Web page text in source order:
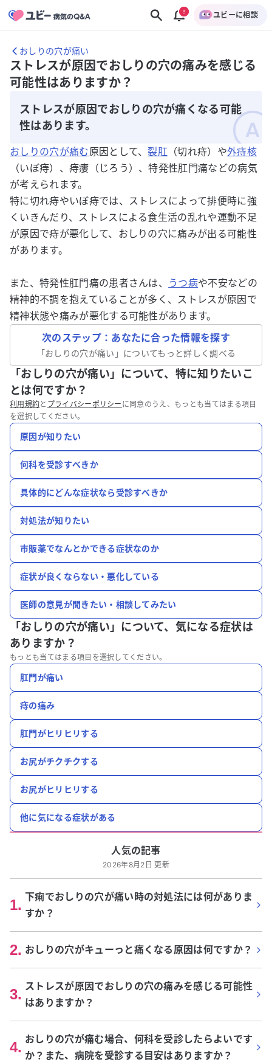
ユビーに相談
おしりの穴が痛い
ストレスが原因でおしりの穴の痛みを感じる
可能性はありますか？
ストレスが原因でおしりの穴が痛くなる可能
性はあります。
おしりの穴が痛む原因として、裂肛 （切れ痔）や外痔核
（いぼ痔）、痔瘻（じろう）、特発性肛門痛などの病気
が考えられます。
特に切れ痔やいぼ痔では、ストレスによって排便時に強
くいきんだり、ストレスによる食生活の乱れや運動不足
が原因で痔が悪化して、おしりの穴に痛みが出る可能性
があります。
また、特発性肛門痛の患者さんは、 うつ病や不安などの
精神的不調を抱えていることが多く、ストレスが原因で
精神状態や痛みが悪化する可能性があります。
次のステップ：あなたに合った情報を探す
「おしりの穴が痛い 」についてもっと詳しく調べる
「おしりの穴が痛い」について、特に知りたいこ
とは何ですか？
利用規約と プライバシーポリシー に同意のうえ、もっとも当てはまる項目
を選択してください。
原因が知りたい
何科を受診すべきか
具体的にどんな症状なら受診すべきか
対処法が知りたい
市販薬でなんとかできる症状なのか
症状が良くならない・悪化している
医師の意見が聞きたい・相談してみたい
「おしりの穴が痛い」について、 気になる症状は
ありますか？
もっとも当てはまる項目を選択してください。
肛門が痛い
痔の痛み
肛門がヒリヒリする
お尻がチクチクする
お尻がヒリヒリする
他に気になる症状がある
人気の記事
2026年8月2日 更新
1. 下痢でおしりの穴が痛い時の対処法には何がありま
すか？
2. おしりの穴がキューっと痛くなる原因は何ですか？
3. ストレスが原因でおしりの穴の痛みを感じる可能性
はありますか？
4. おしりの穴が痛む場合、何科を受診したらよいです
か？また、病院を受診する目安はありますか？